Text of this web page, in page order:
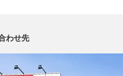
バン 公式オンラインストアの出
わせ先